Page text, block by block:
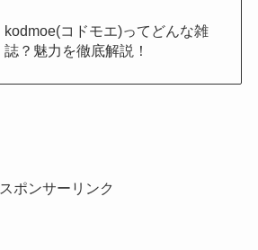
kodmoe(コドモエ)ってどんな雑
誌？魅力を徹底解説！
スポンサーリンク